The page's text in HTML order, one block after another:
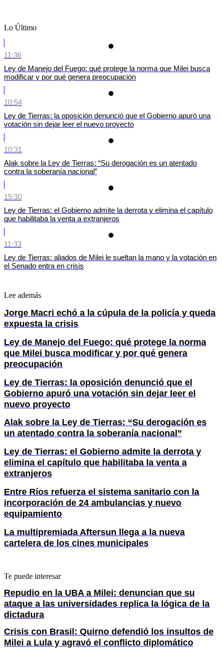
Lo Último
11:36
Ley de Manejo del Fuego: qué protege la norma que Milei busca
modificar y por qué genera preocupación
10:54
Ley de Tierras: la oposición denunció que el Gobierno apuró una
votación sin dejar leer el nuevo proyecto
10:31
Alak sobre la Ley de Tierras: “Su derogación es un atentado
contra la soberanía nacional”
15:30
Ley de Tierras: el Gobierno admite la derrota y elimina el capítulo
que habilitaba la venta a extranjeros
11:33
Ley de Tierras: aliados de Milei le sueltan la mano y la votación en
el Senado entra en crisis
Lee además
Jorge Macri echó a la cúpula de la policía y queda
expuesta la crisis
Ley de Manejo del Fuego: qué protege la norma
que Milei busca modificar y por qué genera
preocupación
Ley de Tierras: la oposición denunció que el
Gobierno apuró una votación sin dejar leer el
nuevo proyecto
Alak sobre la Ley de Tierras: “Su derogación es
un atentado contra la soberanía nacional”
Ley de Tierras: el Gobierno admite la derrota y
elimina el capítulo que habilitaba la venta a
extranjeros
Entre Ríos refuerza el sistema sanitario con la
incorporación de 24 ambulancias y nuevo
equipamiento
La multipremiada Aftersun llega a la nueva
cartelera de los cines municipales
Te puede interesar
Repudio en la UBA a Milei: denuncian que su
ataque a las universidades replica la lógica de la
dictadura
Crisis con Brasil: Quirno defendió los insultos de
Milei a Lula y agravó el conflicto diplomático